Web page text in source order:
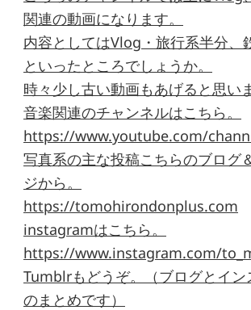
関連の動画になります。
内容としてはVlog・旅行系半分、
といったところでしょうか。
時々少し古い動画もあげると思い
音楽関連のチャンネルはこちら。
https://www.youtube.com/
写真系の主な投稿こちらのブログ
ジから。
https://tomohirondonplus.com
instagramはこちら。
https://www.instagram.com/
Tumblrもどうぞ。（ブログとイン
のまとめです）